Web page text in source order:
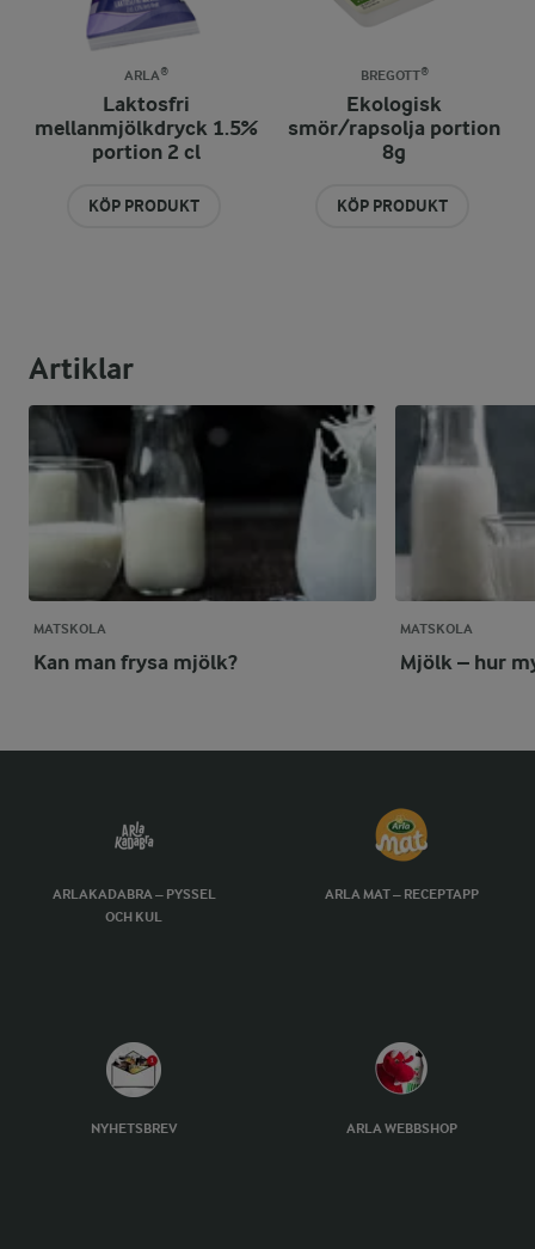
ARLA®
Laktosfri
mellanmjölkdryck 1.5%
portion 2 cl
KÖP PRODUKT
BREGOTT®
Ekologisk
smör/rapsolja portion
8g
KÖP PRODUKT
Artiklar
MATSKOLA
Kan man frysa mjölk?
MATSKOLA
Mjölk – hur
ARLAKADABRA – PYSSEL
OCH KUL
ARLA MAT – RECEPTAPP
NYHETSBREV ARLA WEBBSHOP